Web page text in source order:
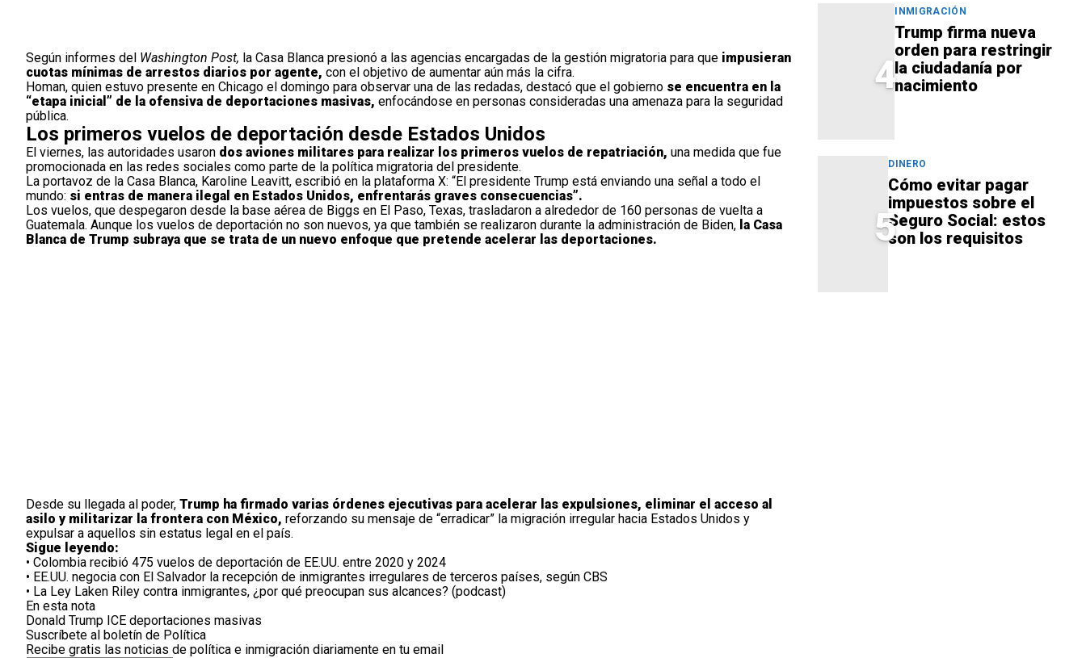
Según informes del Washington Post, la Casa Blanca presionó a las agencias encargadas de la gestión migratoria para que impusieran
cuotas mínimas de arrestos diarios por agente, con el objetivo de aumentar aún más la cifra.
Homan, quien estuvo presente en Chicago el domingo para observar una de las redadas, destacó que el gobierno se encuentra en la
“etapa inicial” de la ofensiva de deportaciones masivas, enfocándose en personas consideradas una amenaza para la seguridad
pública.
Los primeros vuelos de deportación desde Estados Unidos
El viernes, las autoridades usaron dos aviones militares para realizar los primeros vuelos de repatriación, una medida que fue
promocionada en las redes sociales como parte de la política migratoria del presidente.
La portavoz de la Casa Blanca, Karoline Leavitt, escribió en la plataforma X: “El presidente Trump está enviando una señal a todo el
mundo: si entras de manera ilegal en Estados Unidos, enfrentarás graves consecuencias”.
Los vuelos, que despegaron desde la base aérea de Biggs en El Paso, Texas, trasladaron a alrededor de 160 personas de vuelta a
Guatemala. Aunque los vuelos de deportación no son nuevos, ya que también se realizaron durante la administración de Biden, la Casa
Blanca de Trump subraya que se trata de un nuevo enfoque que pretende acelerar las deportaciones.
Desde su llegada al poder, Trump ha firmado varias órdenes ejecutivas para acelerar las expulsiones, eliminar el acceso al
asilo y militarizar la frontera con México, reforzando su mensaje de “erradicar” la migración irregular hacia Estados Unidos y
expulsar a aquellos sin estatus legal en el país.
Sigue leyendo:
• Colombia recibió 475 vuelos de deportación de EE.UU. entre 2020 y 2024
• EE.UU. negocia con El Salvador la recepción de inmigrantes irregulares de terceros países, según CBS
• La Ley Laken Riley contra inmigrantes, ¿por qué preocupan sus alcances? (podcast)
En esta nota
Donald Trump ICE deportaciones masivas
Suscríbete al boletín de Política
Recibe gratis las noticias de política e inmigración diariamente en tu email
4
INMIGRACIÓN
Trump firma nueva
orden para restringir
la ciudadanía por
nacimiento
5
DINERO
Cómo evitar pagar
impuestos sobre el
Seguro Social: estos
son los requisitos